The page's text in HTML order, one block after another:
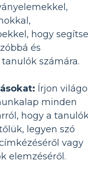
hogy segítse
és
számára.
Írjon
minden
hogy a
legyen szó
vagy
elemzéséről.